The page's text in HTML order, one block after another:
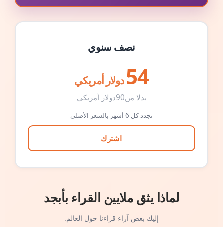
نصف سنوي
54 دولار أمريكي
بدلا من90دولار أمريكي
تجدد كل 6 أشهر بالسعر الأصلي
اشترك
لماذا يثق ملايين القراء بأبجد
إليك بعض آراء قراءنا حول العالم.